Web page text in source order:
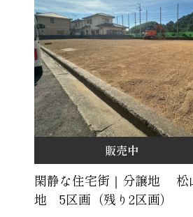
販売中
閑静な住宅街｜分譲地
地 5区画（残り2区画）